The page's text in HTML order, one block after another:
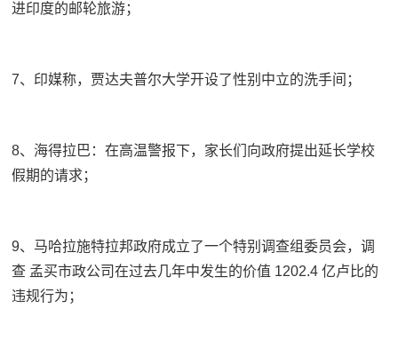
进印度的邮轮旅游；
7、印媒称，贾达夫普尔大学开设了性别中立的洗手间；
8、海得拉巴：在高温警报下，家长们向政府提出延长学校
假期的请求；
9、马哈拉施特拉邦政府成立了一个特别调查组委员会，调
查 孟买市政公司在过去几年中发生的价值 1202.4 亿卢比的
违规行为；